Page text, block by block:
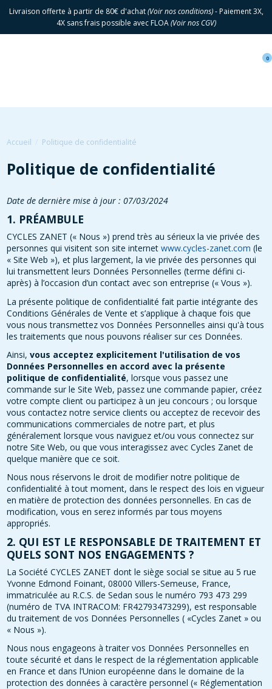
Livraison offerte à partir de 80€ d'achat(Voir nos conditions)- Paiement 3X,
4X sans frais possible avec FLOA(Voir nos CGV)
0
Accueil Politique de confidentialité
Politique de confidentialité
Date de dernière mise à jour : 07/03/2024
1. PRÉAMBULE
CYCLES ZANET (« Nous ») prend très au sérieux la vie privée des
personnes qui visitent son site internet www.cycles-zanet.com (le
« Site Web »), et plus largement, la vie privée des personnes qui
lui transmettent leurs Données Personnelles (terme défini ci-
après) à l’occasion d’un contact avec son entreprise (« Vous »).
La présente politique de confidentialité fait partie intégrante des
Conditions Générales de Vente et s’applique à chaque fois que
vous nous transmettez vos Données Personnelles ainsi qu'à tous
les traitements que nous pouvons réaliser sur ces Données.
Ainsi, vous acceptez explicitement l'utilisation de vos
Données Personnelles en accord avec la présente
politique de confidentialité, lorsque vous passez une
commande sur le Site Web, passez une commande papier, créez
votre compte client ou participez à un jeu concours ; ou lorsque
vous contactez notre service clients ou acceptez de recevoir des
communications commerciales de notre part, et plus
généralement lorsque vous naviguez et/ou vous connectez sur
notre Site Web, ou que vous interagissez avec Cycles Zanet de
quelque manière que ce soit.
Nous nous réservons le droit de modifier notre politique de
confidentialité à tout moment, dans le respect des lois en vigueur
en matière de protection des données personnelles. En cas de
modification, vous en serez informés par tous moyens
appropriés.
2. QUI EST LE RESPONSABLE DE TRAITEMENT ET
QUELS SONT NOS ENGAGEMENTS ?
La Société CYCLES ZANET dont le siège social se situe au 5 rue
Yvonne Edmond Foinant, 08000 Villers-Semeuse, France,
immatriculée au R.C.S. de Sedan sous le numéro 793 473 299
(numéro de TVA INTRACOM: FR42793473299), est responsable
du traitement de vos Données Personnelles ( «Cycles Zanet » ou
« Nous »).
Nous nous engageons à traiter vos Données Personnelles en
toute sécurité et dans le respect de la réglementation applicable
en France et dans l’Union européenne dans le domaine de la
protection des données à caractère personnel (« Réglementation